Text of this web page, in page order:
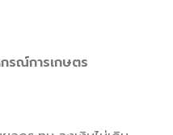
รณ์การเกษตร